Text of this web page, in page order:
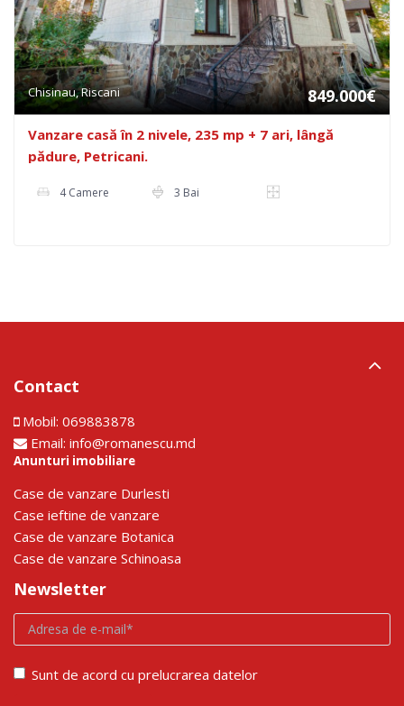
Chisinau, Riscani 849.000€
Vanzare casă în 2 nivele, 235 mp + 7 ari, lângă
pădure, Petricani.
4 Camere 3 Bai
Contact
Mobil: 069883878
Email: info@romanescu.md
Anunturi imobiliare
Сase de vanzare Durlesti
Сase ieftine de vanzare
Сase de vanzare Botanica
Сase de vanzare Schinoasa
Newsletter
Sunt de acord cu prelucrarea datelor